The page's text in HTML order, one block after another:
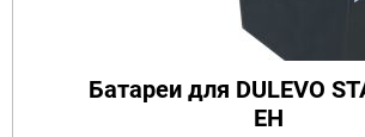
Батареи для DULEVO
EH